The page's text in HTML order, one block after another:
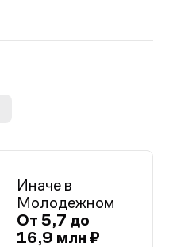
Иначе в
Молодежном
От 5,7 до
16,9 млн ₽